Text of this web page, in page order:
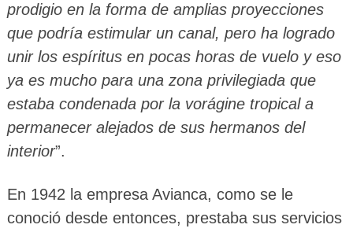
prodigio en la forma de amplias proyecciones
que podría estimular un canal, pero ha logrado
unir los espíritus en pocas horas de vuelo y eso
ya es mucho para una zona privilegiada que
estaba condenada por la vorágine tropical a
permanecer alejados de sus hermanos del
interior”.
En 1942 la empresa Avianca, como se le
conoció desde entonces, prestaba sus servicios